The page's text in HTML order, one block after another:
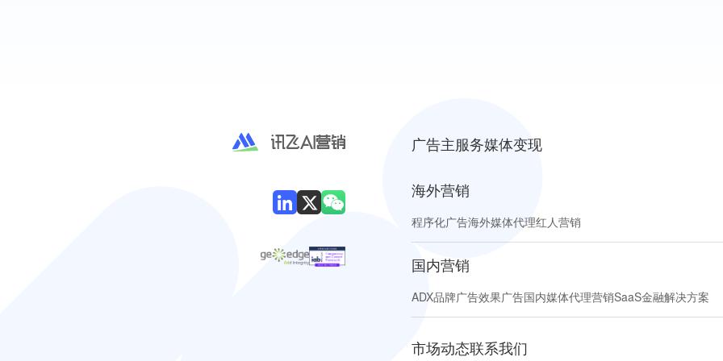
广告主服务媒体变现
海外营销
程序化广告海外媒体代理红人营销
国内营销
ADX品牌广告效果广告国内媒体代理营销SaaS金融解决方案
市场动态联系我们